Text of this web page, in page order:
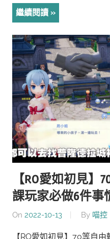
繼續閱讀
【RO愛如初見
課玩家必做6件事
On 2022-10-13 By 喵控
【RO愛如初見】70等自